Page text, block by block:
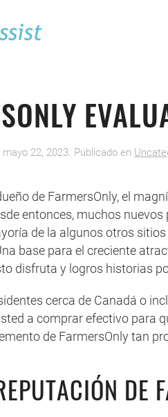
mayo 22, 2023. Publicado en
de FarmersOnly, el
entonces, muchos
de la algunos otros
base para el creciente
disfruta y logros historias
cerca de Canadá o
a comprar efectivo para
de FarmersOnly tan
DE